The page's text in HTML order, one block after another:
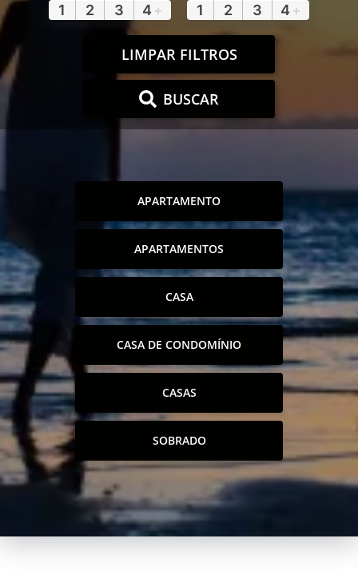
1 2 3 4 + 1 2 3 4 +
LIMPAR FILTROS
BUSCAR
APARTAMENTO
APARTAMENTOS
CASA
CASA DE CONDOMÍNIO
CASAS
SOBRADO